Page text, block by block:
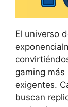
El universo
gaming
exigentes.
buscan